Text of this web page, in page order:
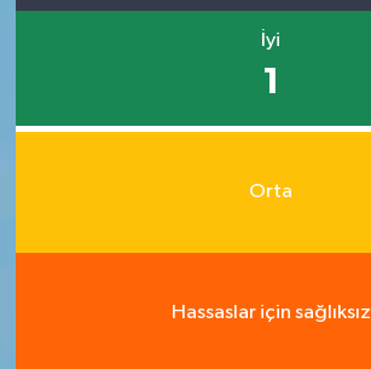
İyi
1
Orta
Hassaslar için sağlıksız